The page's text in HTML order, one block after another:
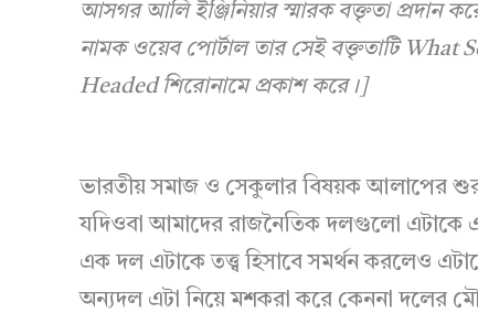
আসগর আলি ইঞ্জিনিয়ার স্মারক বক্তৃতা প্রদান
নামক ওয়েব পোর্টাল তার সেই বক্তৃতাটি
Headed শিরোনামে প্রকাশ করে।]
ভারতীয় সমাজ ও সেকুলার বিষয়ক আলাপের
যদিওবা আমাদের রাজনৈতিক দলগুলো এটাকে
এক দল এটাকে তত্ত্ব হিসাবে সমর্থন করলেও
অন্যদল এটা নিয়ে মশকরা করে কেননা দলের